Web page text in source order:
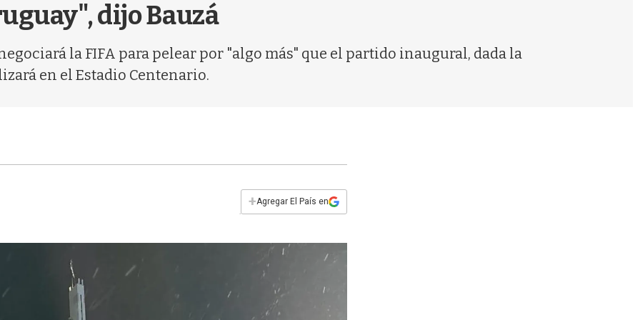
dijo Bauzá
la FIFA para pelear por "algo más" que el partido inaugural, dada la
en el Estadio Centenario.
+Agregar El País en